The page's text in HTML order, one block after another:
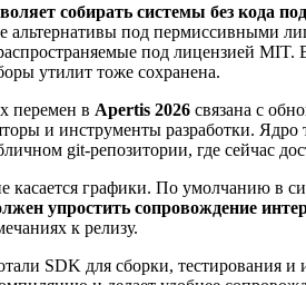
собирать системы без кода
альтернативы под пермиссивными
под лицензией MIT.
утилит тоже сохранена.
перемен в Apertis 2026 связана с
и инструменты разработки. Ядро
git-репозитории, где сейчас
графики. По умолчанию в
упростить сопровождение
к релизу.
SDK для сборки, тестирования